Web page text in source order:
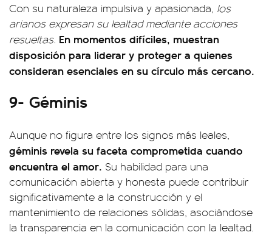
Con su naturaleza impulsiva y apasionada, los
arianos expresan su lealtad mediante acciones
resueltas. En momentos difíciles, muestran
disposición para liderar y proteger a quienes
consideran esenciales en su círculo más cercano.
9- Géminis
Aunque no figura entre los signos más leales,
géminis revela su faceta comprometida cuando
encuentra el amor. Su habilidad para una
comunicación abierta y honesta puede contribuir
significativamente a la construcción y el
mantenimiento de relaciones sólidas, asociándose
la transparencia en la comunicación con la lealtad.